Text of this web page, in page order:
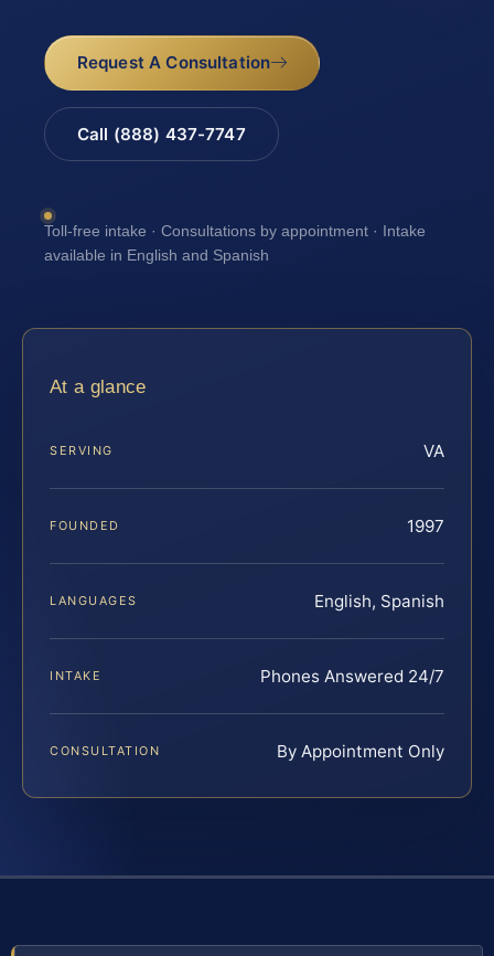
Request A Consultation
Call (888) 437-7747
Toll-free intake · Consultations by appointment · Intake
available in English and Spanish
At a glance
SERVING VA
FOUNDED 1997
LANGUAGES English, Spanish
INTAKE Phones Answered 24/7
CONSULTATION By Appointment Only